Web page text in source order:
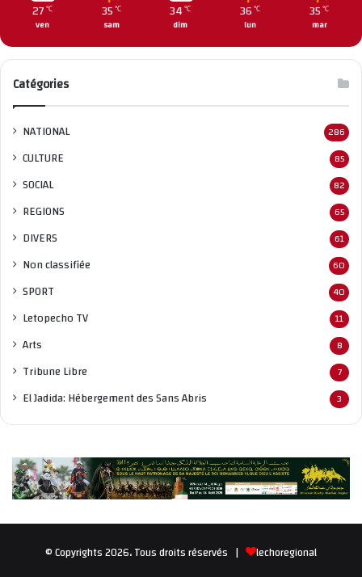
27 ℃
ven
35 ℃
sam
34 ℃
dim
36 ℃
lun
35 ℃
mar
Catégories
NATIONAL 286
CULTURE 85
SOCIAL 82
REGIONS 65
DIVERS 61
Non classifiée 60
SPORT 40
Letopecho TV 11
Arts 8
Tribune Libre 7
El Jadida: Hébergement des Sans Abris 3
© Copyrights 2026، Tous droits réservés | lechoregional